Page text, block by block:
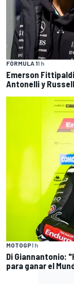
FÓRMULA 11 h
Emerson
Antonelli y
MOTOGP1 h
Di Giannantonio:
para ganar el